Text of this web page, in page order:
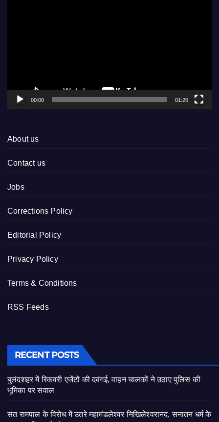
00:00 01:26
About us
Contact us
Jobs
Corrections Policy
Editorial Policy
Privacy Policy
Terms & Conditions
RSS Feeds
RECENT POSTS
बुलंदशहर में रिकवरी एजेंटों की दबंगई, वाहन चालकों ने उठाए पुलिस की
भूमिका पर सवाल
संत रामपाल के विरोध में उतरे महामंडलेश्वर निखिलेश्वरानंद, सनातन धर्म के